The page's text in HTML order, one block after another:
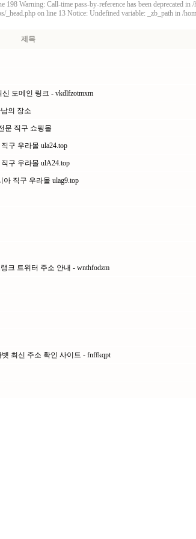
Warning: Call-time pass-by-reference has been deprecated
on line 13 Notice: Undefined variable: _zb_path in /
제목
도메인 링크 - vkdlfzotmxm
의 장소
문 직구 쇼핑몰
구 우라몰 ula24.top
구 우라몰 ulA24.top
직구 우라몰 ulag9.top
크 트위터 주소 안내 - wnthfodzm
최신 주소 확인 사이트 - fnffkqpt